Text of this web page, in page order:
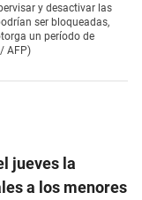
y desactivar las
ser bloqueadas,
un período de
AFP)
jueves la
a los menores